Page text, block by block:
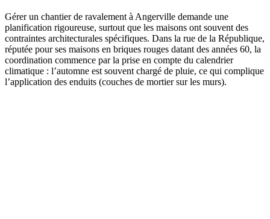
Gérer un chantier de ravalement à Angerville demande une
planification rigoureuse, surtout que les maisons ont souvent des
contraintes architecturales spécifiques. Dans la rue de la République,
réputée pour ses maisons en briques rouges datant des années 60, la
coordination commence par la prise en compte du calendrier
climatique : l’automne est souvent chargé de pluie, ce qui complique
l’application des enduits (couches de mortier sur les murs).